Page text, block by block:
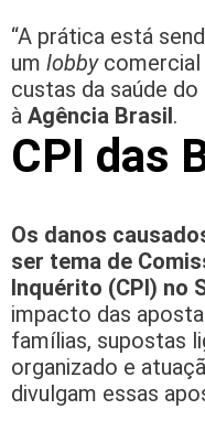
“A prática está
um lobbycomercial
custas da saúde
à Agência Brasil.
CPI das
Os danos
ser tema de
Inquérito (CPI) no
impacto das
famílias, supostas
organizado e
divulgam essas